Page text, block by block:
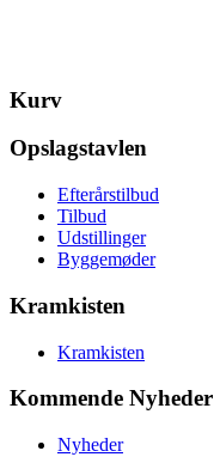
Kurv
Opslagstavlen
Efterårstilbud
Tilbud
Udstillinger
Byggemøder
Kramkisten
Kramkisten
Kommende Nyheder
Nyheder